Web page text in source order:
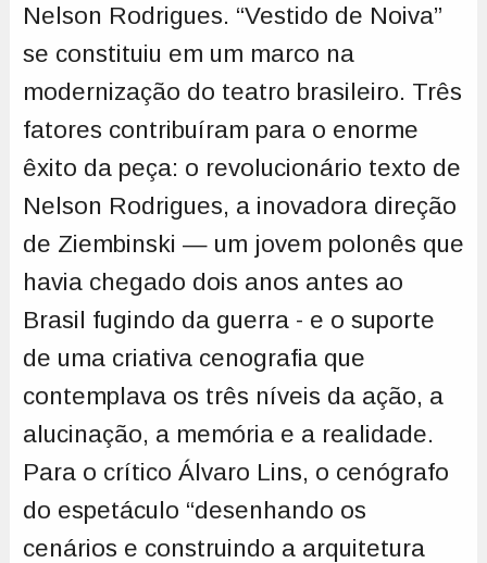
Nelson Rodrigues. “Vestido de Noiva”
se constituiu em um marco na
modernização do teatro brasileiro. Três
fatores contribuíram para o enorme
êxito da peça: o revolucionário texto de
Nelson Rodrigues, a inovadora direção
de Ziembinski — um jovem polonês que
havia chegado dois anos antes ao
Brasil fugindo da guerra - e o suporte
de uma criativa cenografia que
contemplava os três níveis da ação, a
alucinação, a memória e a realidade.
Para o crítico Álvaro Lins, o cenógrafo
do espetáculo “desenhando os
cenários e construindo a arquitetura